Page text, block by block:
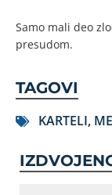
Samo mali deo
presudom.
TAGOVI
KARTELI,